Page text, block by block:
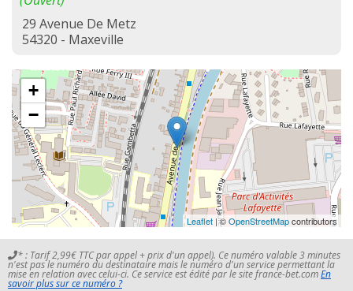
29 Avenue De Metz
54320 - Maxeville
+
−
Leaflet | ©OpenStreetMapcontributors
* : Tarif 2,99€ TTC par appel + prix d'un appel). Ce numéro valable 3 minutes
n'est pas le numéro du destinataire mais le numéro d'un service permettant la
mise en relation avec celui-ci. Ce service est édité par le site france-bet.comEn
savoir plus sur ce numéro ?